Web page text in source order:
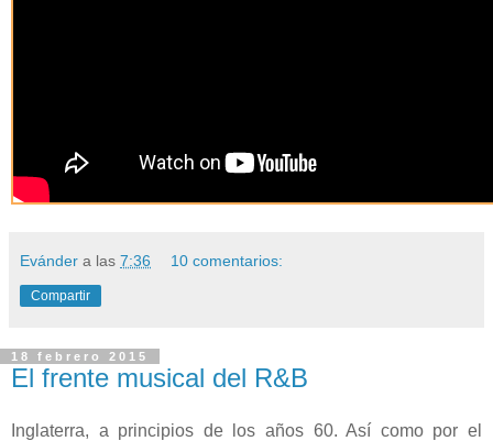
Evánder a las 7:36 10 comentarios:
Compartir
18 febrero 2015
El frente musical del R&B
Inglaterra, a principios de los años 60. Así como por el